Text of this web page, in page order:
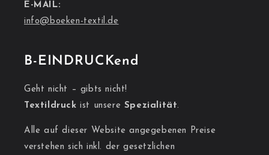
E-MAIL:
info@boeken-textil.de
B-EINDRUCKend
Geht nicht – gibts nicht!
Textildruck ist unsere Spezialität.
Alle auf dieser Website angegebenen Preise
verstehen sich inkl. der gesetzlichen